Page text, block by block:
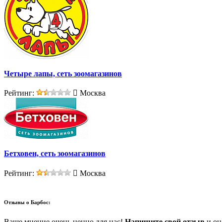
Четыре лапы, сеть зоомагазинов
Рейтинг: Москва
Бетховен, сеть зоомагазинов
Рейтинг: Москва
Отзывы о Барбос: